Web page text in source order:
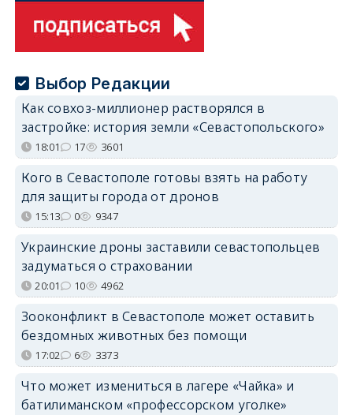
Выбор Редакции
Как совхоз-миллионер растворялся в
застройке: история земли «Севастопольского»
18:01 17 3601
Кого в Севастополе готовы взять на работу
для защиты города от дронов
15:13 0 9347
Украинские дроны заставили севастопольцев
задуматься о страховании
20:01 10 4962
Зооконфликт в Севастополе может оставить
бездомных животных без помощи
17:02 6 3373
Что может измениться в лагере «Чайка» и
батилиманском «профессорском уголке»